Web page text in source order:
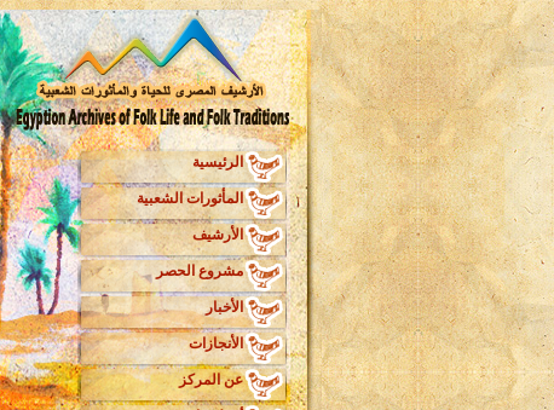
الرئيسية
المأثورات الشعبية
الأرشيف
مشروع الحصر
الأخبار
الأنجازات
عن المركز